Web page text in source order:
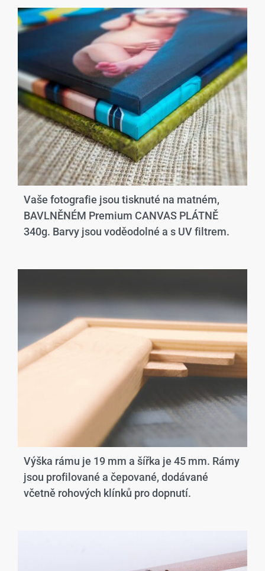
Vaše fotografie jsou tisknuté na matném,
BAVLNĚNÉM Premium CANVAS PLÁTNĚ
340g. Barvy jsou voděodolné a s UV filtrem.
Výška rámu je 19 mm a šířka je 45 mm. Rámy
jsou profilované a čepované, dodávané
včetně rohových klínků pro dopnutí.